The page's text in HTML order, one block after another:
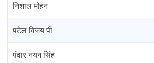
निशाल मोहन
पटेल विजय पी
पंवार नयन सिंह